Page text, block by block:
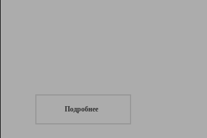
Подробнее